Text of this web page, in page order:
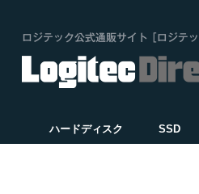
ハードディスク SSD